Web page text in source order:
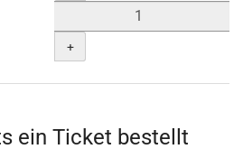
+
ein Ticket bestellt